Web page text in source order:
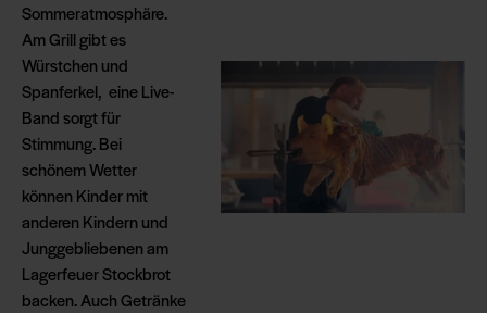
Sommeratmosphäre.
Am Grill gibt es
Würstchen und
Spanferkel, eine Live-
Band sorgt für
Stimmung. Bei
schönem Wetter
können Kinder mit
anderen Kindern und
Junggebliebenen am
Lagerfeuer Stockbrot
backen. Auch Getränke